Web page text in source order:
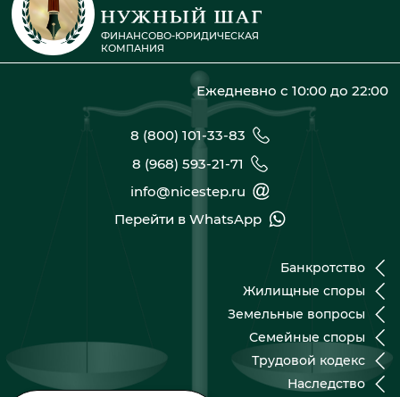
ФИНАНСОВО-ЮРИДИЧЕСКАЯ
КОМПАНИЯ
Ежедневно с 10:00 до 22:00
8 (800) 101-33-83
8 (968) 593-21-71
info@nicestep.ru
Перейти в WhatsApp
Банкротство
Жилищные споры
Земельные вопросы
Семейные споры
Трудовой кодекс
Наследство